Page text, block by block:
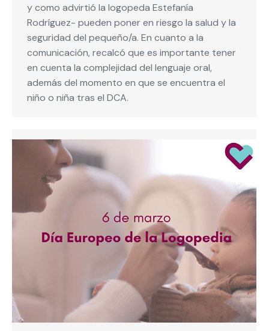
y como advirtió la logopeda Estefanía
Rodríguez- pueden poner en riesgo la salud y la
seguridad del pequeño/a. En cuanto a la
comunicación, recalcó que es importante tener
en cuenta la complejidad del lenguaje oral,
además del momento en que se encuentra el
niño o niña tras el DCA.